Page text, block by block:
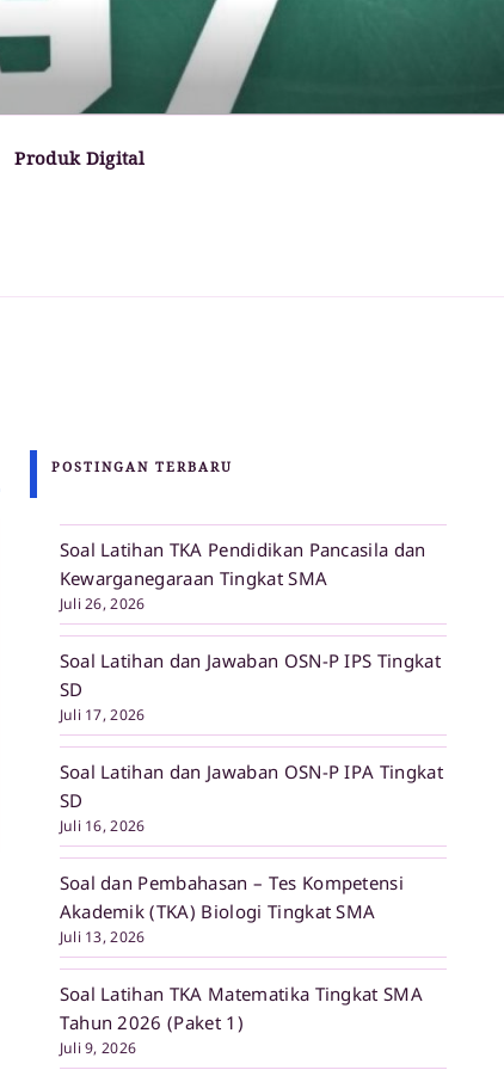
Produk Digital
POSTINGAN TERBARU
Soal Latihan TKA Pendidikan Pancasila dan
Kewarganegaraan Tingkat SMA
Juli 26, 2026
Soal Latihan dan Jawaban OSN-P IPS Tingkat
SD
Juli 17, 2026
Soal Latihan dan Jawaban OSN-P IPA Tingkat
SD
Juli 16, 2026
Soal dan Pembahasan – Tes Kompetensi
Akademik (TKA) Biologi Tingkat SMA
Juli 13, 2026
Soal Latihan TKA Matematika Tingkat SMA
Tahun 2026 (Paket 1)
Juli 9, 2026